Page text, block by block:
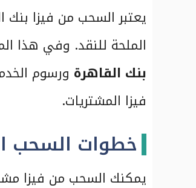
يعتبر السحب من فيزا بنك
الملحة للنقد. وفي هذا
بنك القاهرة ورسوم
فيزا المشتريات.
خطوات السحب
يمكنك السحب من فيزا